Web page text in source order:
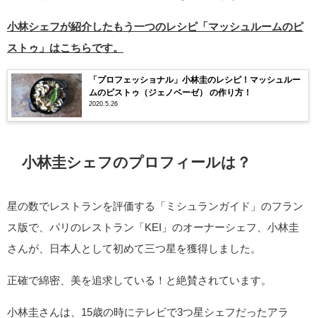
小林シェフが紹介したもう一つのレシピ「マッシュルームのピ
ストゥ」はこちらです。
「プロフェッショナル」小林圭のレシピ！マッシュルー
ムのピストゥ（ジェノベーゼ） の作り方！
2020.5.26
小林圭シェフのプロフィールは？
星の数でレストランを評価する「ミシュランガイド」のフラン
ス版で、パリのレストラン「KEI」のオーナーシェフ、小林圭
さんが、日本人として初めて三つ星を獲得しました。
正確で綿密、美を追求している！と絶賛されています。
小林圭さんは、15歳の時にテレビで3つ星シェフだったアラ